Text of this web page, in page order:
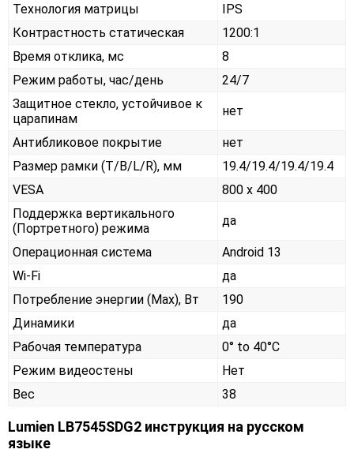
Технология матрицы
IPS
Контрастность статическая
1200:1
Время отклика, мс
8
Режим работы, час/день
24/7
Защитное стекло, устойчивое к
царапинам
нет
Антибликовое покрытие
нет
Размер рамки (T/B/L/R), мм
19.4/19.4/19.4/19.4
VESA
800 x 400
Поддержка вертикального
(Портретного) режима
да
Операционная система
Android 13
Wi-Fi
да
Потребление энергии (Max), Вт
190
Динамики
да
Рабочая температура
0° to 40°C
Режим видеостены
Нет
Вес
38
Lumien LB7545SDG2 инструкция на русском
языке